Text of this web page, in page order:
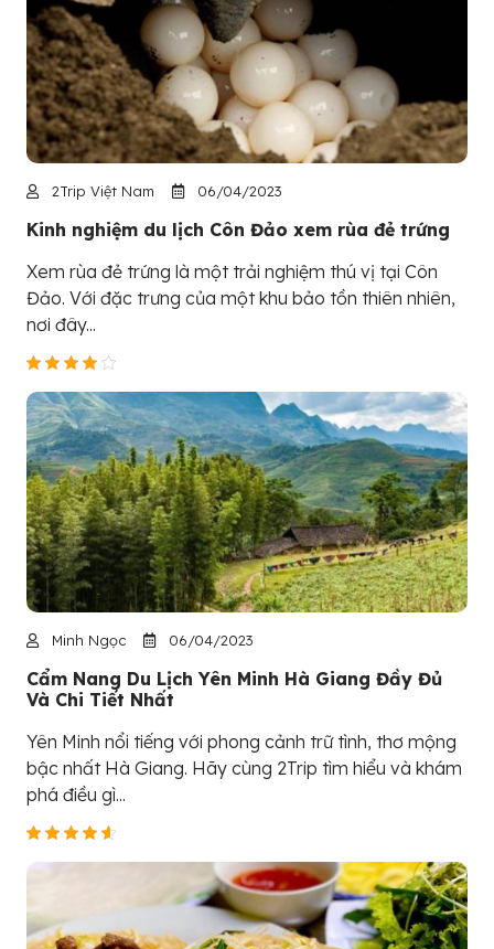
2Trip Việt Nam 06/04/2023
Kinh nghiệm du lịch Côn Đảo xem rùa đẻ trứng
Xem rùa đẻ trứng là một trải nghiệm thú vị tại Côn
Đảo. Với đặc trưng của một khu bảo tồn thiên nhiên,
nơi đây...
Minh Ngọc 06/04/2023
Cẩm Nang Du Lịch Yên Minh Hà Giang Đầy Đủ
Và Chi Tiết Nhất
Yên Minh nổi tiếng với phong cảnh trữ tình, thơ mộng
bậc nhất Hà Giang. Hãy cùng 2Trip tìm hiểu và khám
phá điều gì...